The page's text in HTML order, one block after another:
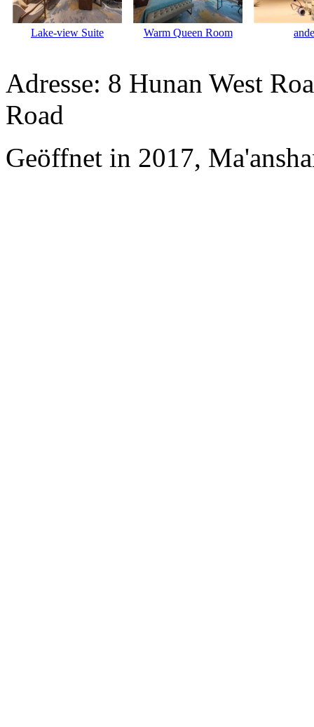
Lake-view Suite Warm Queen Room
Adresse: 8 Hunan West
Road
Geöffnet in 2017,